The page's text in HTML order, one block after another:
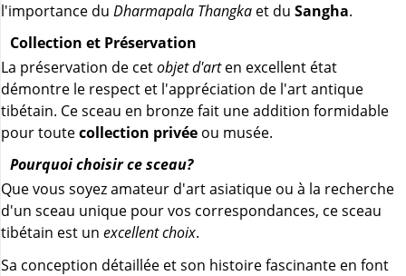
l'importance du Dharmapala Thangka et du Sangha.
Collection et Préservation
La préservation de cetobjet d'arten excellent état
démontre le respect et l'appréciation de l'art antique
tibétain. Ce sceau en bronze fait une addition formidable
pour toutecollection privée ou musée.
Pourquoi choisir ce sceau?
Que vous soyez amateur d'art asiatique ou à la recherche
d'un sceau unique pour vos correspondances, ce sceau
tibétain est un excellent choix.
Sa conception détaillée et son histoire fascinante en font